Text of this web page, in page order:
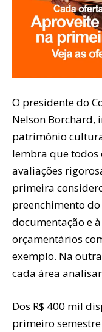
O presidente do
Nelson Borchard,
patrimônio
lembra que todos
avaliações
primeira
preenchimento
documentação e
orçamentários
exemplo. Na
cada área
Dos R$ 400 mil
primeiro semestre